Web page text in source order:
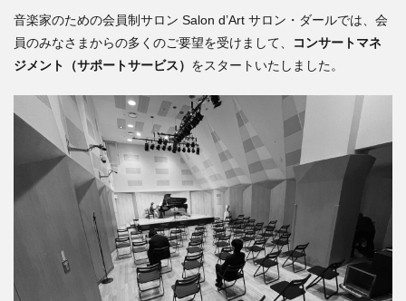
音楽家のための会員制サロン Salon d’Art サロン・ダールでは、会
員のみなさまからの多くのご要望を受けまして、
コンサートマネ
ジメント（サポートサービス） をスタートいたしました。